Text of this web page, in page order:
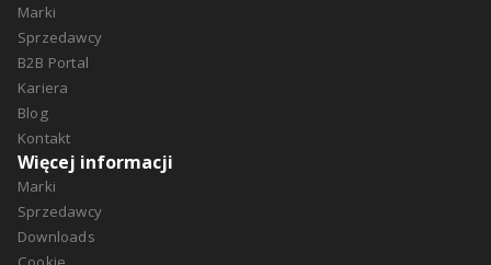
Marki
Sprzedawcy
B2B Portal
Kariera
Blog
Kontakt
Więcej informacji
Marki
Sprzedawcy
Downloads